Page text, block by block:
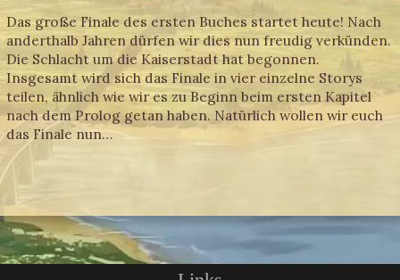
Das große Finale des ersten Buches startet heute! Nach
anderthalb Jahren dürfen wir dies nun freudig verkünden.
Die Schlacht um die Kaiserstadt hat begonnen.
Insgesamt wird sich das Finale in vier einzelne Storys
teilen, ähnlich wie wir es zu Beginn beim ersten Kapitel
nach dem Prolog getan haben. Natürlich wollen wir euch
das Finale nun…